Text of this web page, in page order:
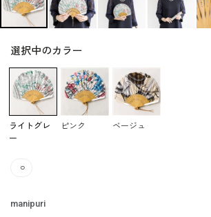
選択中のカラー
ライトグレ
ー
ピンク ベージュ
○
manipuri